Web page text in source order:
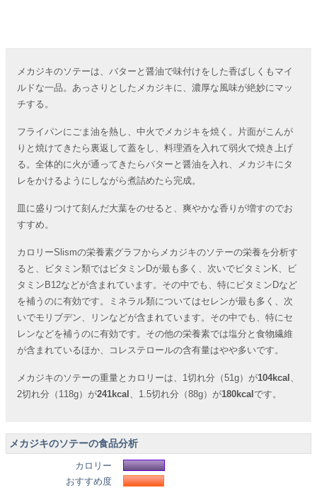
メカジキのソテーは、バターと醤油で味付けをした香ばしくもマイ
ルドな一品。あっさりとしたメカジキに、濃厚な風味が絶妙にマッ
チする。
フライパンにごま油を熱し、中火でメカジキを焼く。片面がこんが
りと焼けてきたら裏返して蓋をし、料理酒を入れて弱火で焼き上げ
る。全体的に火が通ってきたらバターと醤油を入れ、メカジキにタ
レをかけるようにしながら煮詰めたら完成。
皿に盛りつけて刻んだ大葉をのせると、爽やかな香りが増すのでお
すすめ。
カロリーSlismの栄養素グラフからメカジキのソテーの栄養を分析す
ると、ビタミン類ではビタミンDが最も多く、次いでビタミンK、ビ
タミンB12などが含まれています。その中でも、特にビタミンDなど
を補うのに有効です。ミネラル類についてはセレンが最も多く、次
いでモリブデン、リンなどが含まれています。その中でも、特にセ
レンなどを補うのに有効です。その他の栄養素では塩分と食物繊維
が含まれているほか、コレステロールの含有量はやや多いです。
メカジキのソテーの重量とカロリーは、1切れ分（51g）が104kcal 、
2切れ分（118g）が241kcal 、1.5切れ分（88g）が180kcal です。
メカジキのソテーの食品分析
カロリー
おすすめ度